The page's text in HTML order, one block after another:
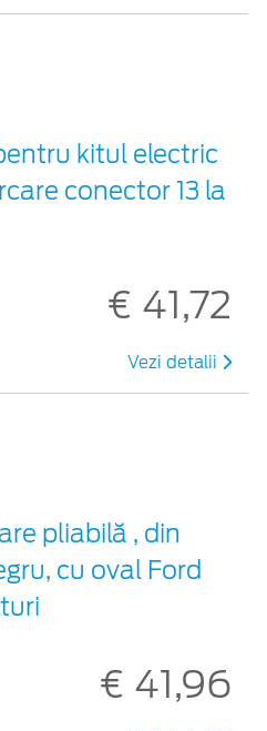
kitul electric
conector 13 la
€ 41,72
Vezi detalii
pliabilă , din
cu oval Ford
€ 41,96